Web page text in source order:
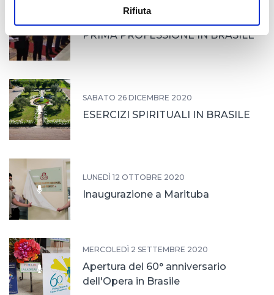
Rifiuta
PRIMA PROFESSIONE IN BRASILE
SABATO 26 DICEMBRE 2020
ESERCIZI SPIRITUALI IN BRASILE
LUNEDÌ 12 OTTOBRE 2020
Inaugurazione a Marituba
MERCOLEDÌ 2 SETTEMBRE 2020
Apertura del 60° anniversario
dell'Opera in Brasile